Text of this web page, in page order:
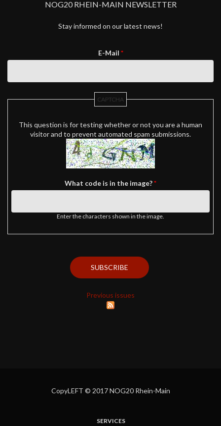
NOG20 RHEIN-MAIN NEWSLETTER
Stay informed on our latest news!
E-Mail *
CAPTCHA
This question is for testing whether or not you are a human
visitor and to prevent automated spam submissions.
What code is in the image?*
Enter the characters shown in the image.
Previous issues
CopyLEFT © 2017 NOG20 Rhein-Main
SERVICES